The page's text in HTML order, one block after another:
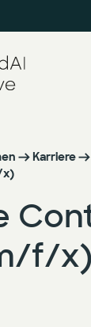
Programm
Karriere
x)
f/x)